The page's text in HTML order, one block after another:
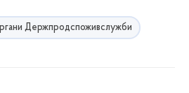
Держпродспоживслужби